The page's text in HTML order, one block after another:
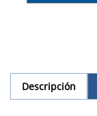
Descripción